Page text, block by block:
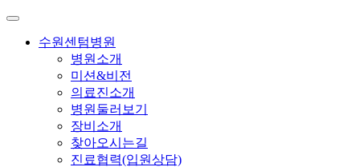
수원센텀병원
병원소개
미션&비전
의료진소개
병원둘러보기
장비소개
찾아오시는길
진료협력(입원상담)